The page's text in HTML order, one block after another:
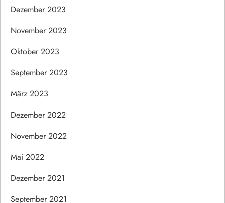
Dezember 2023
November 2023
Oktober 2023
September 2023
März 2023
Dezember 2022
November 2022
Mai 2022
Dezember 2021
September 2021